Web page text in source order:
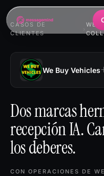
CASOS DE
CLIENTES
WE
We Buy Vehicles
Dos marcas
recepción IA.
los deberes.
CON OPERACIONES DE